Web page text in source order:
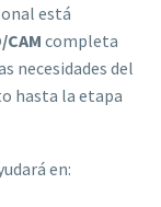
está
CAM completa
necesidades del
hasta la etapa
en: